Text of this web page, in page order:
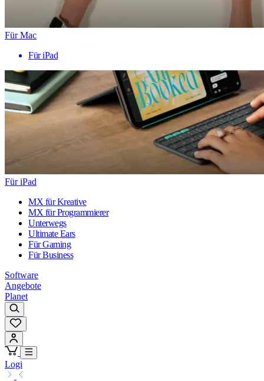
Für Mac
Für iPad
Für iPad
MX für Kreative
MX für Programmierer
Unterwegs
Ultimate Ears
Für Gaming
Für Business
Software
Angebote
Planet
Logi